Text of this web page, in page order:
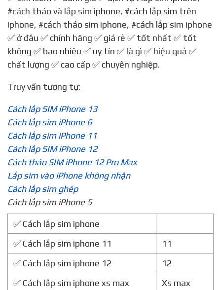
#cách tháo và lắp sim iphone, #cách lắp sim trên
iphone, #cách tháo sim iphone, #cách lắp sim iphone
✅ ở đâu ✅ chính hãng ✅ giá rẻ ✅ tốt nhất ✅ tốt
không ✅ bao nhiêu ✅ uy tín ✅ là gì ✅ hiệu quả ✅
chất lượng ✅ cao cấp ✅ chuyên nghiệp.
Truy vấn tương tự:
Cách lắp SIM iPhone 13
Cách lắp sim iPhone 6
Cách lắp sim iPhone 11
Cách lắp SIM iPhone 12
Cách tháo SIM iPhone 12 Pro Max
Lắp sim vào iPhone không nhận
Cách lắp sim ghép
Cách lắp sim iPhone 5
✅ Cách lắp sim iphone
✅ Cách lắp sim iphone 11
11
✅ Cách lắp sim iphone 12
12
✅ Cách lắp sim iphone xs max
Xs max